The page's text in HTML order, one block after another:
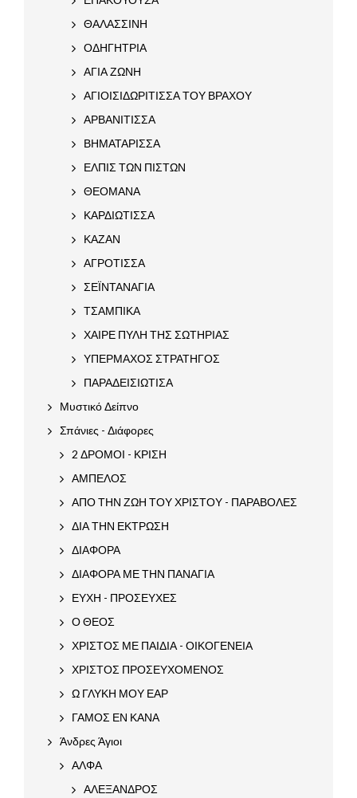
ΘΑΛΑΣΣΙΝΗ
ΟΔΗΓΗΤΡΙΑ
ΑΓΙΑ ΖΩΝΗ
ΑΓΙΟΙΣΙΔΩΡΙΤΙΣΣΑ ΤΟΥ ΒΡΑΧΟΥ
ΑΡΒΑΝΙΤΙΣΣΑ
ΒΗΜΑΤΑΡΙΣΣΑ
ΕΛΠΙΣ ΤΩΝ ΠΙΣΤΩΝ
ΘΕΟΜΑΝΑ
ΚΑΡΔΙΩΤΙΣΣΑ
ΚΑΖΑΝ
ΑΓΡΟΤΙΣΣΑ
ΣΕΪΝΤΑΝΑΓΙΑ
ΤΣΑΜΠΙΚΑ
ΧΑΙΡΕ ΠΥΛΗ ΤΗΣ ΣΩΤΗΡΙΑΣ
ΥΠΕΡΜΑΧΟΣ ΣΤΡΑΤΗΓΟΣ
ΠΑΡΑΔΕΙΣΙΩΤΙΣΑ
Μυστικό Δείπνο
Σπάνιες - Διάφορες
2 ΔΡΟΜΟΙ - ΚΡΙΣΗ
ΑΜΠΕΛΟΣ
ΑΠΟ ΤΗΝ ΖΩΗ ΤΟΥ ΧΡΙΣΤΟΥ - ΠΑΡΑΒΟΛΕΣ
ΔΙΑ ΤΗΝ ΕΚΤΡΩΣΗ
ΔΙΑΦΟΡΑ
ΔΙΑΦΟΡΑ ΜΕ ΤΗΝ ΠΑΝΑΓΙΑ
ΕΥΧΗ - ΠΡΟΣΕΥΧΕΣ
Ο ΘΕΟΣ
ΧΡΙΣΤΟΣ ΜΕ ΠΑΙΔΙΑ - ΟΙΚΟΓΕΝΕΙΑ
ΧΡΙΣΤΟΣ ΠΡΟΣΕΥΧΟΜΕΝΟΣ
Ω ΓΛΥΚΗ ΜΟΥ ΕΑΡ
ΓΑΜΟΣ ΕΝ ΚΑΝΑ
Άνδρες Άγιοι
ΑΛΦΑ
ΑΛΕΞΑΝΔΡΟΣ